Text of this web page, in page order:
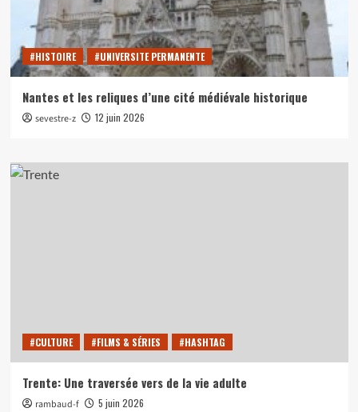
#HISTOIRE #UNIVERSITE PERMANENTE
Nantes et les reliques d’une cité médiévale historique
sevestre-z 12 juin 2026
#CULTURE #FILMS & SÉRIES #HASHTAG
Trente: Une traversée vers de la vie adulte
rambaud-f 5 juin 2026